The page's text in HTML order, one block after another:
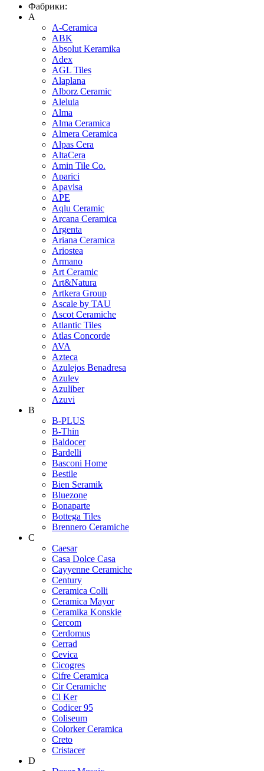
Фабрики:
A
A-Ceramica
ABK
Absolut Keramika
Adex
AGL Tiles
Alaplana
Alborz Ceramic
Aleluia
Alma
Alma Ceramica
Almera Ceramica
Alpas Cera
AltaCera
Amin Tile Co.
Aparici
Apavisa
APE
Aqlu Ceramic
Arcana Ceramica
Argenta
Ariana Ceramica
Ariostea
Armano
Art Ceramic
Art&Natura
Artkera Group
Ascale by TAU
Ascot Ceramiche
Atlantic Tiles
Atlas Concorde
AVA
Azteca
Azulejos Benadresa
Azulev
Azuliber
Azuvi
B
B-PLUS
B-Thin
Baldocer
Bardelli
Basconi Home
Bestile
Bien Seramik
Bluezone
Bonaparte
Bottega Tiles
Brennero Ceramiche
C
Caesar
Casa Dolce Casa
Cayyenne Ceramiche
Century
Ceramica Colli
Ceramica Mayor
Ceramika Konskie
Cercom
Cerdomus
Cerrad
Cevica
Cicogres
Cifre Ceramica
Cir Ceramiche
Cl Ker
Codicer 95
Coliseum
Colorker Ceramica
Creto
Cristacer
D